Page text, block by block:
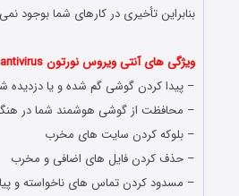
بنابراین تأخیری در کارهای شما بوجود
ویژگی های آنتی ویروس نورتون Norton Security antivirus
– پیدا کردن گوشی گم شده و یا دزدیده
– محافظت از گوشی هوشمند شما در
– بلوکه کردن سایت های مخرب
– حذف کردن فایل های اضافی و مخرب
– مسدود کردن تماس های ناخواسته و